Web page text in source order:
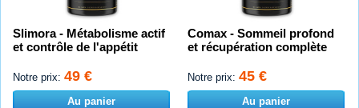
Slimora - Métabolisme actif
et contrôle de l'appétit
Notre prix: 49 €
Au panier
Comax - Sommeil profond
et récupération complète
Notre prix: 45 €
Au panier